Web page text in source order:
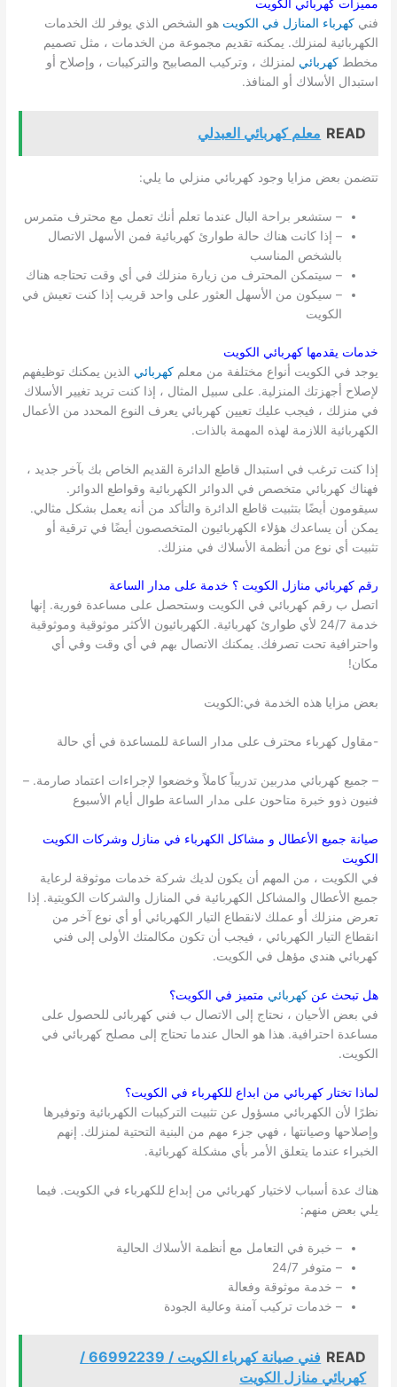
مميزات كهربائي الكويت
فني كهرباء المنازل في الكويت هو الشخص الذي يوفر لك الخدمات
الكهربائية لمنزلك. يمكنه تقديم مجموعة من الخدمات ، مثل تصميم
مخططكهربائي لمنزلك ، وتركيب المصابيح والتركيبات ، وإصلاح أو
استبدال الأسلاك أو المنافذ.
READ معلم كهربائي العبدلي
تتضمن بعض مزايا وجود كهربائي منزلي ما يلي:
– ستشعر براحة البال عندما تعلم أنك تعمل مع محترف متمرس
– إذا كانت هناك حالة طوارئ كهربائية فمن الأسهل الاتصال
بالشخص المناسب
– سيتمكن المحترف من زيارة منزلك في أي وقت تحتاجه هناك
– سيكون من الأسهل العثور على واحد قريب إذا كنت تعيش في
الكويت
خدمات يقدمها كهربائي الكويت
يوجد في الكويت أنواع مختلفة من معلمكهربائي الذين يمكنك توظيفهم
لإصلاح أجهزتك المنزلية. على سبيل المثال ، إذا كنت تريد تغيير الأسلاك
في منزلك ، فيجب عليك تعيين كهربائي يعرف النوع المحدد من الأعمال
الكهربائية اللازمة لهذه المهمة بالذات.
إذا كنت ترغب في استبدال قاطع الدائرة القديم الخاص بك بآخر جديد ،
فهناك كهربائي متخصص في الدوائر الكهربائية وقواطع الدوائر.
سيقومون أيضًا بتثبيت قاطع الدائرة والتأكد من أنه يعمل بشكل مثالي.
يمكن أن يساعدك هؤلاء الكهربائيون المتخصصون أيضًا في ترقية أو
تثبيت أي نوع من أنظمة الأسلاك في منزلك.
رقم كهربائي منازل الكويت ؟ خدمة على مدار الساعة
اتصل ب رقم كهربائي في الكويت وستحصل على مساعدة فورية. إنها
خدمة 24/7 لأي طوارئ كهربائية. الكهربائيون الأكثر موثوقية وموثوقية
واحترافية تحت تصرفك. يمكنك الاتصال بهم في أي وقت وفي أي
مكان!
بعض مزايا هذه الخدمة في:الكويت
-مقاول كهرباء محترف على مدار الساعة للمساعدة في أي حالة
– جميع كهربائي مدربين تدريباً كاملاً وخضعوا لإجراءات اعتماد صارمة. –
فنيون ذوو خبرة متاحون على مدار الساعة طوال أيام الأسبوع
صيانة جميع الأعطال و مشاكل الكهرباء في منازل وشركات الكويت
الكويت
في الكويت ، من المهم أن يكون لديك شركة خدمات موثوقة لرعاية
جميع الأعطال والمشاكل الكهربائية في المنازل والشركات الكويتية. إذا
تعرض منزلك أو عملك لانقطاع التيار الكهربائي أو أي نوع آخر من
انقطاع التيار الكهربائي ، فيجب أن تكون مكالمتك الأولى إلى فني
كهربائي هندي مؤهل في الكويت.
هل تبحث عنكهربائي متميز في الكويت؟
في بعض الأحيان ، نحتاج إلى الاتصال ب فني كهربائى للحصول على
مساعدة احترافية. هذا هو الحال عندما تحتاج إلى مصلح كهربائي في
الكويت.
لماذا تختار كهربائي من ابداع للكهرباء في الكويت؟
نظرًا لأن الكهربائي مسؤول عن تثبيت التركيبات الكهربائية وتوفيرها
وإصلاحها وصيانتها ، فهي جزء مهم من البنية التحتية لمنزلك. إنهم
الخبراء عندما يتعلق الأمر بأي مشكلة كهربائية.
هناك عدة أسباب لاختيار كهربائي من إبداع للكهرباء في الكويت. فيما
يلي بعض منهم:
– خبرة في التعامل مع أنظمة الأسلاك الحالية
– متوفر 24/7
– خدمة موثوقة وفعالة
– خدمات تركيب آمنة وعالية الجودة
READ
فني صيانة كهرباء الكويت / 66992239 /
كهربائي منازل الكويت